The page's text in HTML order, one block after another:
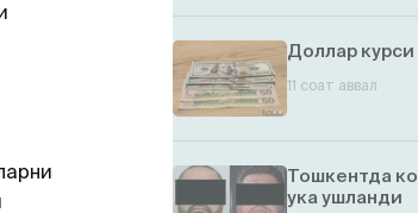
Доллар
11 соат аввал
Тошкентда
ука ушланди